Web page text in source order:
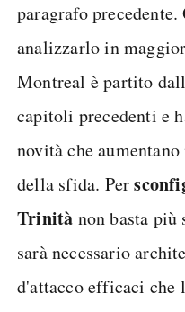
paragrafo
analizzarlo in
Montreal è partito
capitoli precedenti e
novità che
della sfida. Per
Trinità non basta più
sarà necessario
d'attacco efficaci